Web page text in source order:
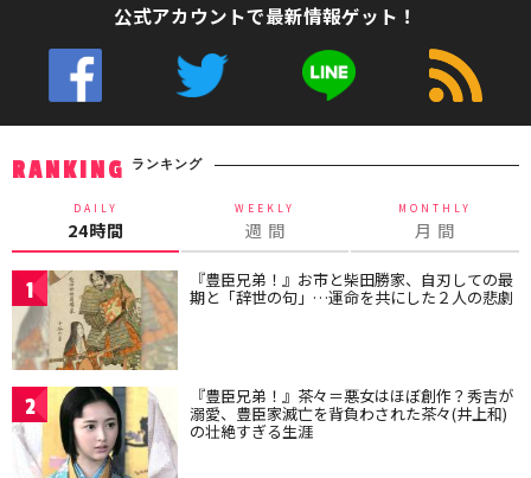
公式アカウントで最新情報ゲット！
RANKING ランキング
DAILY
24時間
WEEKLY
週 間
MONTHLY
月 間
1 『豊臣兄弟！』お市と柴田勝家、自刃しての最
期と「辞世の句」…運命を共にした２人の悲劇
2 『豊臣兄弟！』茶々＝悪女はほぼ創作？秀吉が
溺愛、豊臣家滅亡を背負わされた茶々(井上和)
の壮絶すぎる生涯